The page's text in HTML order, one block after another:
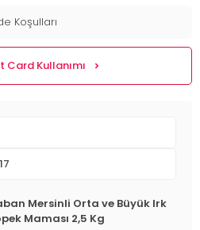
Koşulları
Card Kullanımı
Mersinli Orta ve Büyük Irk
Maması 2,5 Kg